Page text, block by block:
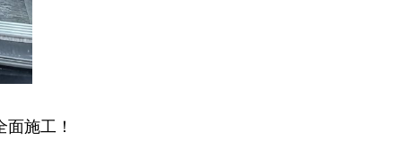
施工！